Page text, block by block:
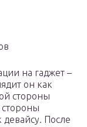
на гаджет –
он как
стороны
стороны
После